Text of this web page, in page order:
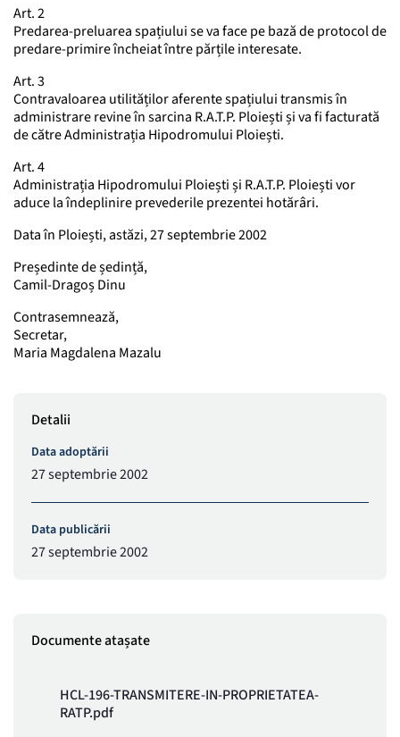
Art. 2
Predarea-preluarea spațiului se va face pe bază de protocol de
predare-primire încheiat între părțile interesate.
Art. 3
Contravaloarea utilităților aferente spațiului transmis în
administrare revine în sarcina R.A.T.P. Ploiești și va fi facturată
de către Administrația Hipodromului Ploiești.
Art. 4
Administrația Hipodromului Ploiești și R.A.T.P. Ploiești vor
aduce la îndeplinire prevederile prezentei hotărâri.
Data în Ploiești, astăzi, 27 septembrie 2002
Președinte de ședință,
Camil-Dragoș Dinu
Contrasemnează,
Secretar,
Maria Magdalena Mazalu
Detalii
Data adoptării
27 septembrie 2002
Data publicării
27 septembrie 2002
Documente atașate
HCL-196-TRANSMITERE-IN-PROPRIETATEA-
RATP.pdf